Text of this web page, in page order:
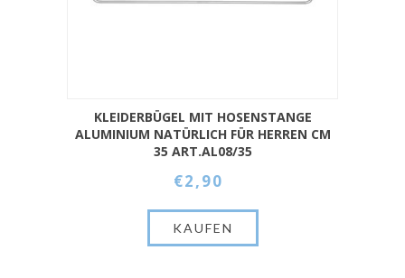
KLEIDERBÜGEL MIT HOSENSTANGE
ALUMINIUM NATÜRLICH FÜR HERREN CM
35 ART.AL08/35
€2,90